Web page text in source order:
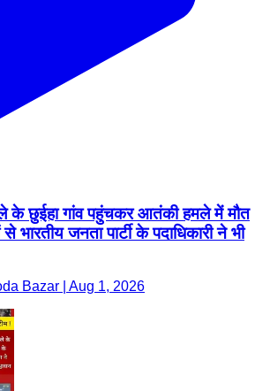
के छुईहा गांव पहुंचकर आतंकी हमले में मौत
भारतीय जनता पार्टी के पदाधिकारी ने भी
Bazar | Aug 1, 2026